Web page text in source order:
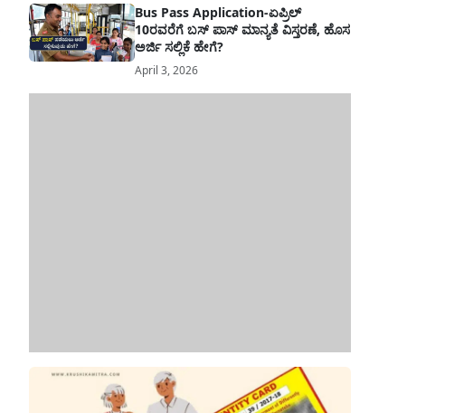
Bus Pass Application-ಏಪ್ರಿಲ್
10ರವರೆಗೆ ಬಸ್ ಪಾಸ್ ಮಾನ್ಯತೆ ವಿಸ್ತರಣೆ, ಹೊಸ
ಅರ್ಜಿ ಸಲ್ಲಿಕೆ ಹೇಗೆ?
April 3, 2026